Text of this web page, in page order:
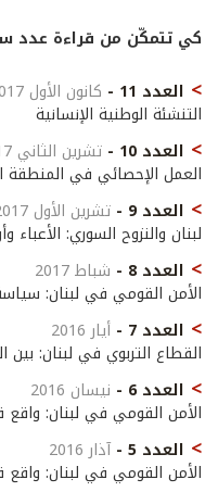
كي تتمكّن من قراءة عدد
العدد 11 -
كانون الأول 2017
اﻟﺘﻨﺸﺌﺔ اﻟﻮﻃﻨﻴﺔ اﻹﻧﺴﺎﻧﻴﺔ
العدد 10 -
تشرين الثاني 2017
العمل الإحصائي في المنطقة
العدد 9 -
تشرين الأول 2017
لبنان والنزوح السوري: الأعباء
العدد 8 -
شباط 2017
الأمن القومي في لبنان:
العدد 7 -
أيار 2016
القطاع التربوي في لبنان: بين
العدد 6 -
نيسان 2016
الأمن القومي في لبنان: واقع
العدد 5 -
آذار 2016
الأمن القومي في لبنان: واقع